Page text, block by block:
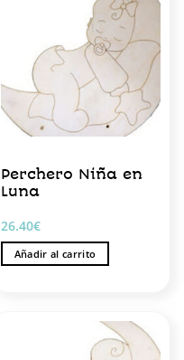
Perchero Niña en
Luna
26.40€
Añadir al carrito